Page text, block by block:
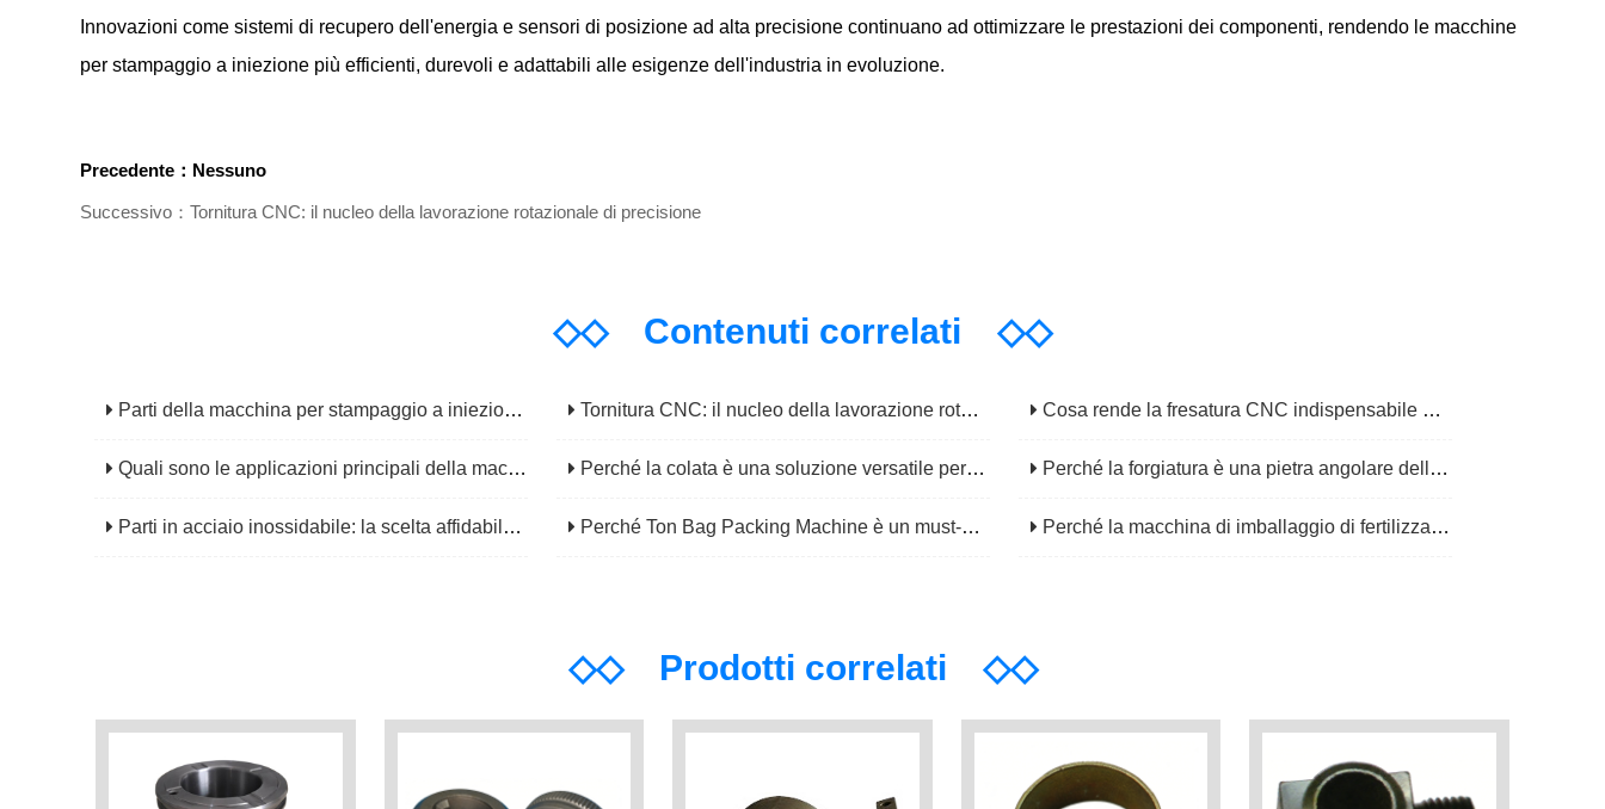
Innovazioni come sistemi di recupero dell'energia e sensori di posizione ad alta precisione continuano ad ottimizzare le prestazioni dei componenti, rendendo le macchine
per stampaggio a iniezione più efficienti, durevoli e adattabili alle esigenze dell'industria in evoluzione.
Precedente：Nessuno
Successivo：Tornitura CNC: il nucleo della lavorazione rotazionale di precisione
◇◇Contenuti correlati ◇◇
Parti della macchina per stampaggio a iniezione: componenti e funzioni principali Tornitura CNC: il nucleo della lavorazione rotazionale di precisione Cosa rende la fresatura CNC indispensabile nella produzione moderna?
Quali sono le applicazioni principali della macinatura CNC? Perché la colata è una soluzione versatile per la fabbricazione di componenti complessi? Perché la forgiatura è una pietra angolare della produzione di componenti ad alta resistenza?
Parti in acciaio inossidabile: la scelta affidabile per applicazioni industriali Perché Ton Bag Packing Machine è un must-have per la movimentazione di materiali alla rinfusa? Perché la macchina di imballaggio di fertilizzanti di miscelazione in massa è essenziale per l'agricoltura moderna?
◇◇Prodotti correlati ◇◇